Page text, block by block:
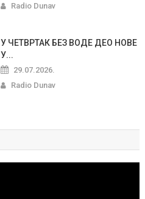
Radio Dunav
У ЧЕТВРТАК БЕЗ ВОДЕ ДЕО НОВЕ
У...
29.07.2026.
Radio Dunav